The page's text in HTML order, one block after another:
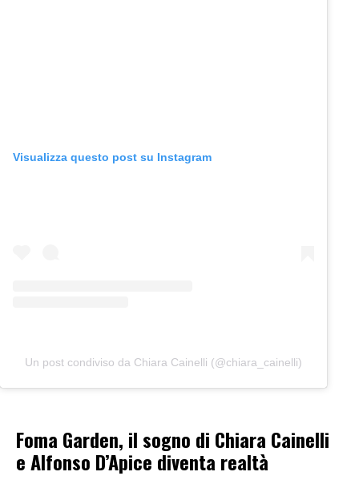
Visualizza questo post su Instagram
Un post condiviso da Chiara Cainelli (@chiara_cainelli)
Foma Garden, il sogno di Chiara Cainelli
e Alfonso D’Apice diventa realtà